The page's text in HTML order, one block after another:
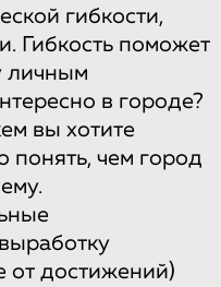
гибкости,
Гибкость поможет
личным
в городе?
вы хотите
понять, чем город
от достижений)